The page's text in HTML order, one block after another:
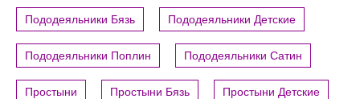
Пододеяльники Бязь Пододеяльники Детские
Пододеяльники Поплин Пододеяльники Сатин
Простыни Простыни Бязь Простыни Детские